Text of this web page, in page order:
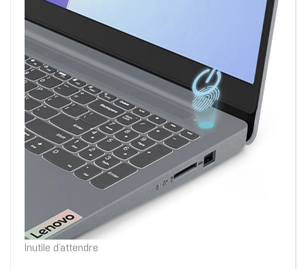
Inutile d’attendre